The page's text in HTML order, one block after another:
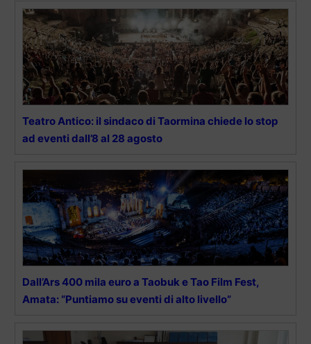
Teatro Antico: il sindaco di Taormina chiede lo stop
ad eventi dall’8 al 28 agosto
Dall’Ars 400 mila euro a Taobuk e Tao Film Fest,
Amata: “Puntiamo su eventi di alto livello”